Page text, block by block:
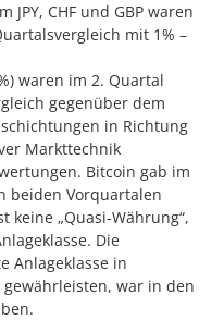
JPY, CHF und GBP waren
mit 1% –
waren im 2. Quartal
gegenüber dem
in Richtung
Markttechnik
Bitcoin gab im
beiden Vorquartalen
keine „Quasi-Währung“,
Die
Anlageklasse in
war in den